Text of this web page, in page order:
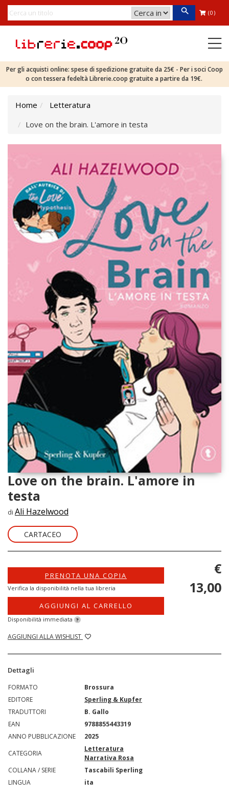
(0)
Per gli acquisti online: spese di spedizione gratuite da 25€ - Per i soci Coop
o con tessera fedeltà Librerie.coop gratuite a partire da 19€.
Home
Letteratura
Love on the brain. L'amore in testa
Love on the brain. L'amore in
testa
di Ali Hazelwood
CARTACEO
PRENOTA UNA COPIA
Verifica la disponibilità nella tua libreria
AGGIUNGI AL CARRELLO
Disponibilità immediata ?
AGGIUNGI ALLA WISHLIST
€
13,00
Dettagli
FORMATO
Brossura
EDITORE
Sperling & Kupfer
TRADUTTORI
B. Gallo
EAN
9788855443319
ANNO PUBBLICAZIONE
2025
CATEGORIA
Letteratura
Narrativa Rosa
COLLANA / SERIE
Tascabili Sperling
LINGUA
ita